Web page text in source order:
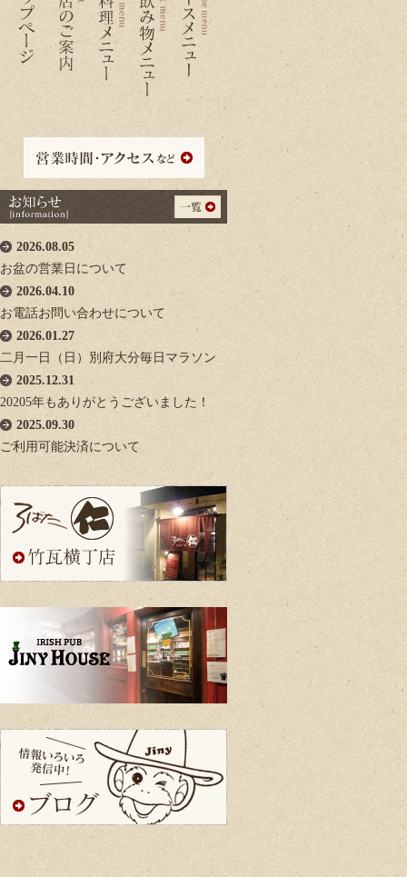
2026.08.05
お盆の営業日について
2026.04.10
お電話お問い合わせについて
2026.01.27
二月一日（日）別府大分毎日マラソン
2025.12.31
20205年もありがとうございました！
2025.09.30
ご利用可能決済について